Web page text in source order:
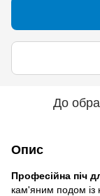
До
Опис
Професійна піч
кам'яним подом із